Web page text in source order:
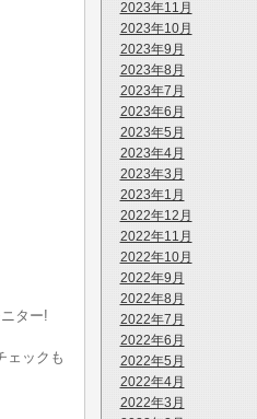
ター!
ェックも
2023年11月
2023年10月
2023年9月
2023年8月
2023年7月
2023年6月
2023年5月
2023年4月
2023年3月
2023年1月
2022年12月
2022年11月
2022年10月
2022年9月
2022年8月
2022年7月
2022年6月
2022年5月
2022年4月
2022年3月